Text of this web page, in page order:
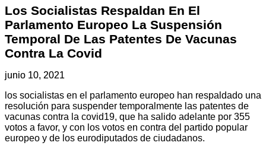
Los Socialistas Respaldan En El
Parlamento Europeo La Suspensión
Temporal De Las Patentes De Vacunas
Contra La Covid
junio 10, 2021
los socialistas en el parlamento europeo han respaldado una
resolución para suspender temporalmente las patentes de
vacunas contra la covid19, que ha salido adelante por 355
votos a favor, y con los votos en contra del partido popular
europeo y de los eurodiputados de ciudadanos.